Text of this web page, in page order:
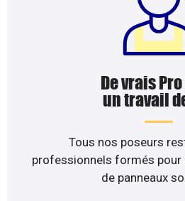
De vrais
un travail
Tous nos poseurs
professionnels formés pour
de panneaux